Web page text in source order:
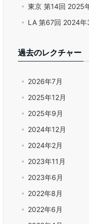
東京 第14回 2025
LA 第67回 2024年
過去のレクチャー
2026年7月
2025年12月
2025年9月
2024年12月
2024年2月
2023年11月
2023年6月
2022年8月
2022年6月